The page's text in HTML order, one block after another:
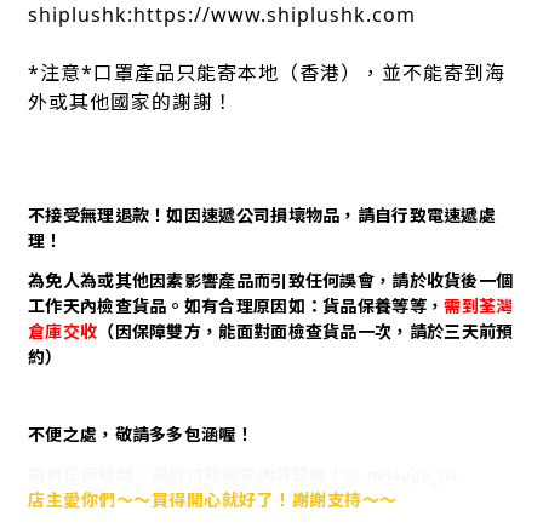
shiplushk:https://www.shiplushk.com
*注意*口罩產品只能寄本地（香港），並不能寄到海
外或其他國家的謝謝！
不接受無理退款！如因速遞公司損壞物品，請自行致電速遞處
理！
為免人為或其他因素影響產品而引致任何誤會，請於收貨後一個
工作天內檢查貨品。如有合理原因如：貨品保養等等，需到荃灣
倉庫交收 （因保障雙方，能面對面檢查貨品一次，請於三天前預
約）
不便之處，敬請多多包涵喔！
店主愛你們～～買得開心就好了！謝謝支持～～